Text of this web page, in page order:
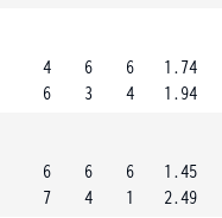
4
6
6
3
6
4
1.74
1.94
6
7
6
4
6
1
1.45
2.49